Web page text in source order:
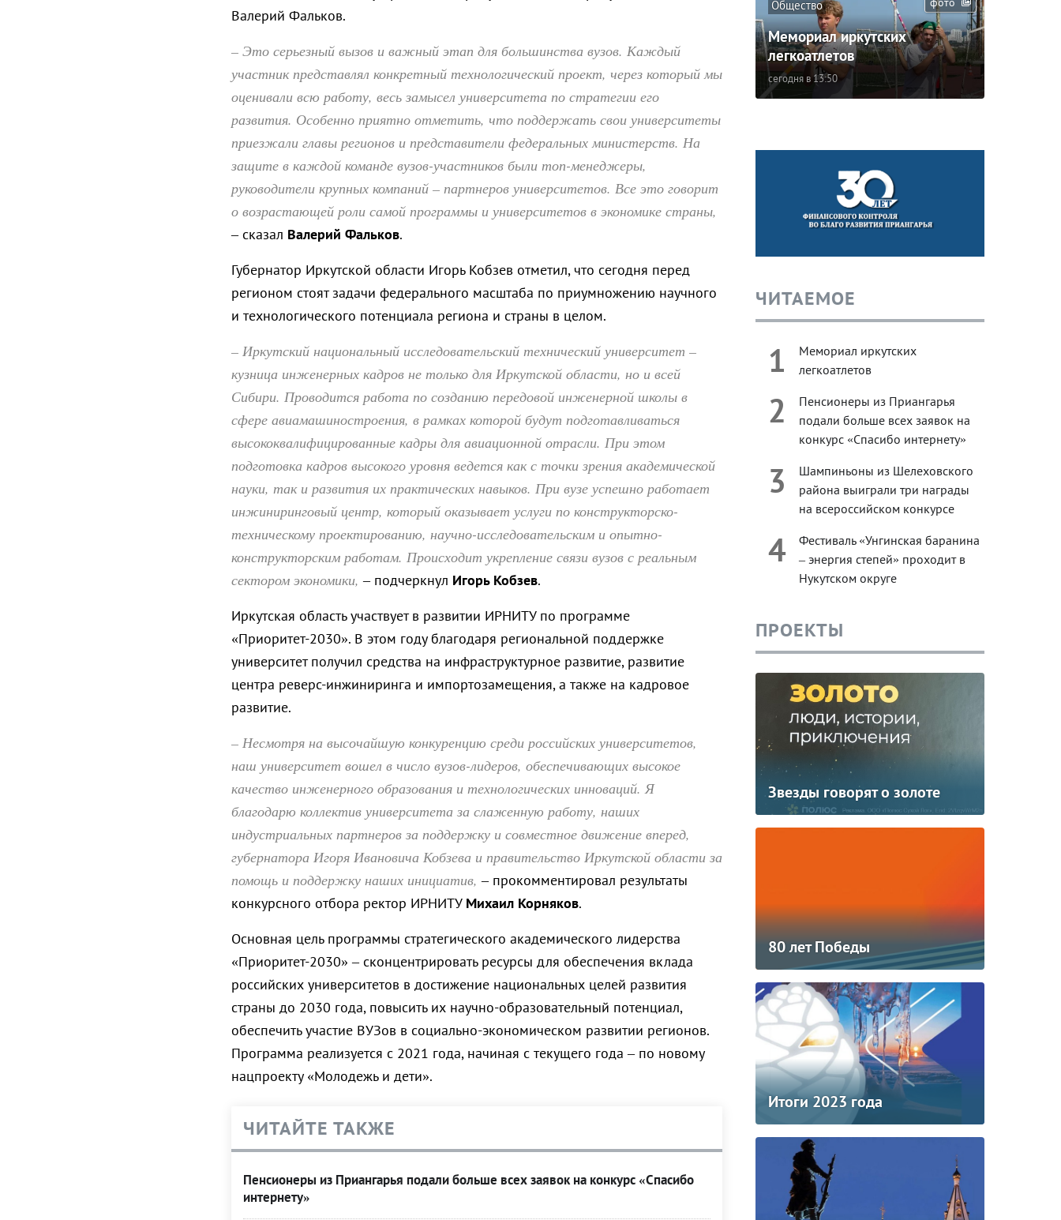
Валерий Фальков.
– Это серьезный вызов и важный этап для большинства вузов. Каждый
участник представлял конкретный технологический проект, через который мы
оценивали всю работу, весь замысел университета по стратегии его
развития. Особенно приятно отметить, что поддержать свои университеты
приезжали главы регионов и представители федеральных министерств. На
защите в каждой команде вузов-участников были топ-менеджеры,
руководители крупных компаний – партнеров университетов. Все это говорит
о возрастающей роли самой программы и университетов в экономике страны,
– сказал Валерий Фальков.
Губернатор Иркутской области Игорь Кобзев отметил, что сегодня перед
регионом стоят задачи федерального масштаба по приумножению научного
и технологического потенциала региона и страны в целом.
– Иркутский национальный исследовательский технический университет –
кузница инженерных кадров не только для Иркутской области, но и всей
Сибири. Проводится работа по созданию передовой инженерной школы в
сфере авиамашиностроения, в рамках которой будут подготавливаться
высококвалифицированные кадры для авиационной отрасли. При этом
подготовка кадров высокого уровня ведется как с точки зрения академической
науки, так и развития их практических навыков. При вузе успешно работает
инжиниринговый центр, который оказывает услуги по конструкторско-
техническому проектированию, научно-исследовательским и опытно-
конструкторским работам. Происходит укрепление связи вузов с реальным
сектором экономики, – подчеркнул Игорь Кобзев.
Иркутская область участвует в развитии ИРНИТУ по программе
«Приоритет-2030». В этом году благодаря региональной поддержке
университет получил средства на инфраструктурное развитие, развитие
центра реверс-инжиниринга и импортозамещения, а также на кадровое
развитие.
– Несмотря на высочайшую конкуренцию среди российских университетов,
наш университет вошел в число вузов-лидеров, обеспечивающих высокое
качество инженерного образования и технологических инноваций. Я
благодарю коллектив университета за слаженную работу, наших
индустриальных партнеров за поддержку и совместное движение вперед,
губернатора Игоря Ивановича Кобзева и правительство Иркутской области за
помощь и поддержку наших инициатив, – прокомментировал результаты
конкурсного отбора ректор ИРНИТУ Михаил Корняков.
Основная цель программы стратегического академического лидерства
«Приоритет-2030» – сконцентрировать ресурсы для обеспечения вклада
российских университетов в достижение национальных целей развития
страны до 2030 года, повысить их научно-образовательный потенциал,
обеспечить участие ВУЗов в социально-экономическом развитии регионов.
Программа реализуется с 2021 года, начиная с текущего года – по новому
нацпроекту «Молодежь и дети».
ЧИТАЙТЕ ТАКЖЕ
Пенсионеры из Приангарья подали больше всех заявок на конкурс «Спасибо
интернету»
Общество
Мемориал иркутских
легкоатлетов
сегодня в 13:50
ЧИТАЕМОЕ
1
Мемориал иркутских
легкоатлетов
2
Пенсионеры из Приангарья
подали больше всех заявок на
конкурс «Спасибо интернету»
3
Шампиньоны из Шелеховского
района выиграли три награды
на всероссийском конкурсе
4
Фестиваль «Унгинская баранина
– энергия степей» проходит в
Нукутском округе
ПРОЕКТЫ
Звезды говорят о золоте
80 лет Победы
Итоги 2023 года